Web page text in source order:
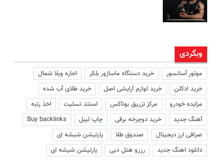
وبگردی
موتور آسانسور خرید دستگاه ماساژور بلکر
اجاره ویلا شمال
خرید ادکلن
خرید لوازم آرایشی اصل
خرید طلای آب شده
مزایده خودرو
مرکز تزریق بوتاکس استند تسلیت
اخذ رتبه
آهنگ جدید
خرید دوچرخه برقی چاپ لیبل
Buy backlinks
صرافی ارز دیجیتال
صندوق طلا
پارتیشن شیشه ای
دانلود اهنگ جدید
رزرو هتل دبی پارتیشن شیشه ای